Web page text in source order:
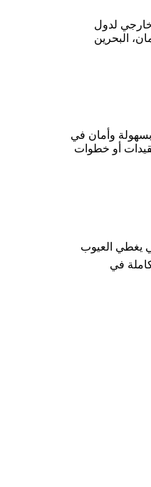
لدول
البحرين
وأمان في
أو خطوات
يغطي العيوب
في